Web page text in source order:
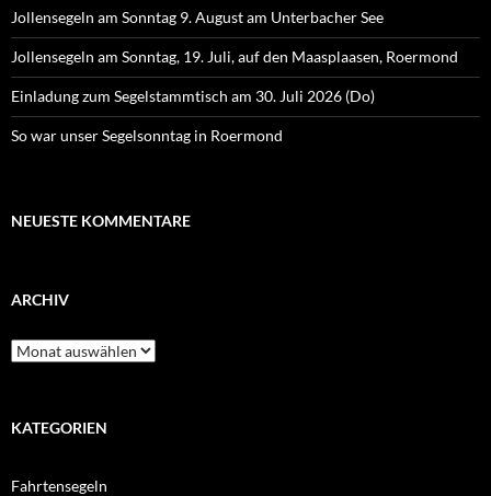
Jollensegeln am Sonntag 9. August am Unterbacher See
Jollensegeln am Sonntag, 19. Juli, auf den Maasplaasen, Roermond
Einladung zum Segelstammtisch am 30. Juli 2026 (Do)
So war unser Segelsonntag in Roermond
NEUESTE KOMMENTARE
ARCHIV
Archiv
KATEGORIEN
Fahrtensegeln